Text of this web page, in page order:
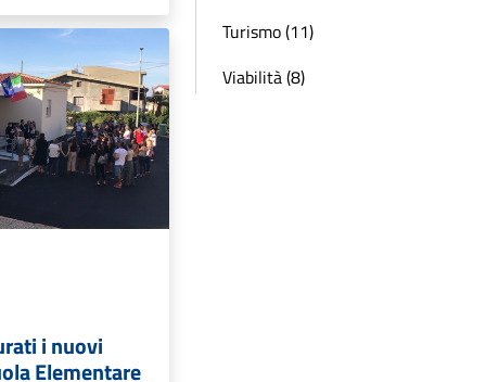
i nuovi
Elementare
Turismo (11)
Viabilità (8)